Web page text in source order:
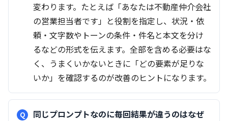
変わります。たとえば「あなたは不動産仲介会社
の営業担当者です」と役割を指定し、状況・依
頼・文字数やトーンの条件・件名と本文を分け
るなどの形式を伝えます。全部を含める必要はな
く、うまくいかないときに「どの要素が足りな
いか」を確認するのが改善のヒントになります。
同じプロンプトなのに毎回結果が違うのはなぜ